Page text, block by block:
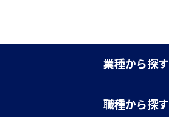
業種から探す
職種から探す